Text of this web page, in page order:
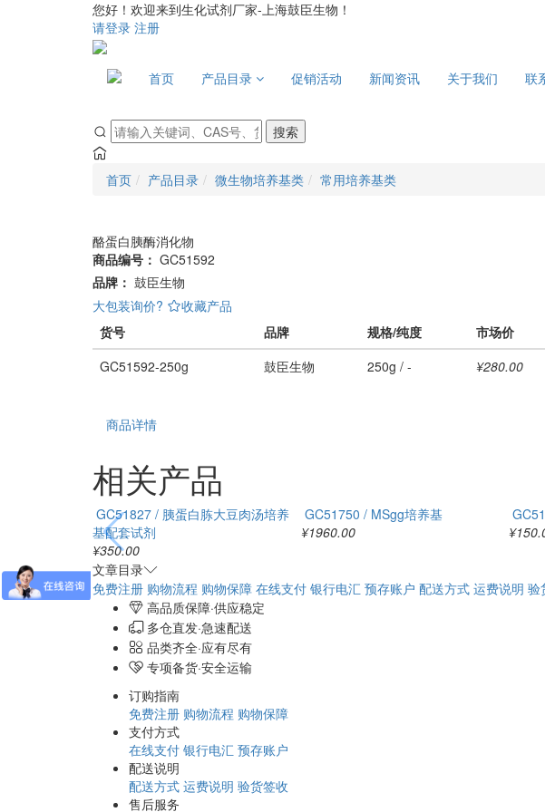
您好！欢迎来到生化试剂厂家-上海鼓臣生物！
请登录 注册
首页 产品目录 促销活动 新闻资讯 关于我们 联
搜索
首页 产品目录 微生物培养基类 常用培养基类
酪蛋白胰酶消化物
商品编号： GC51592
品牌： 鼓臣生物
大包装询价?
收藏产品
货号
品牌 规格/纯度 市场价
GC51592-250g
鼓臣生物 250g / - ¥280.00
商品详情
相关产品
GC51827 / 胰蛋白胨大豆肉汤培养
基配套试剂
¥350.00
GC51750 / MSgg培养基
¥1960.00
文章目录
免费注册 购物流程 购物保障 在线支付 银行电汇 预存账户 配送方式 运费说明 验
高品质保障·供应稳定
多仓直发·急速配送
品类齐全·应有尽有
专项备货·安全运输
订购指南
免费注册 购物流程 购物保障
支付方式
在线支付 银行电汇 预存账户
配送说明
配送方式 运费说明 验货签收
售后服务